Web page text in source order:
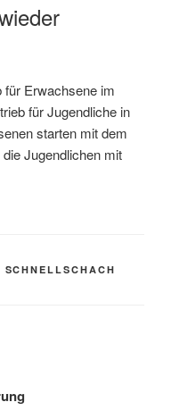
für Erwachsene im
für Jugendliche in
starten mit dem
Jugendlichen mit
SCHNELLSCHACH